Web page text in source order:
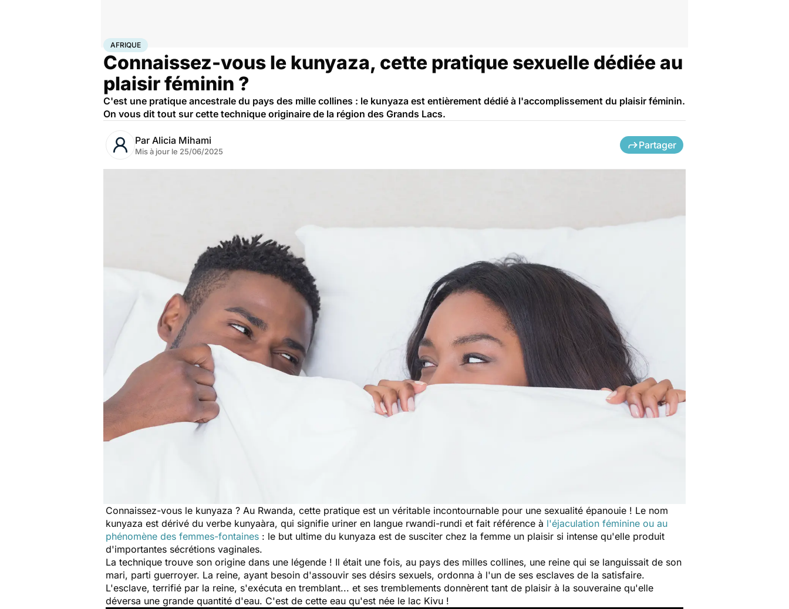
AccueilBien-être
AFRIQUE
Connaissez-vous le kunyaza, cette pratique sexuelle dédiée au
plaisir féminin ?
C'est une pratique ancestrale du pays des mille collines : le kunyaza est entièrement dédié à l'accomplissement du plaisir féminin.
On vous dit tout sur cette technique originaire de la région des Grands Lacs.
Par Alicia Mihami
Mis à jour le 25/06/2025
Partager
Connaissez-vous le kunyaza ? Au Rwanda, cette pratique est un véritable incontournable pour une sexualité épanouie ! Le nom
kunyaza est dérivé du verbe kunyaàra, qui signifie uriner en langue rwandi-rundi et fait référence à l'éjaculation féminine ou au
phénomène des femmes-fontaines : le but ultime du kunyaza est de susciter chez la femme un plaisir si intense qu'elle produit
d'importantes sécrétions vaginales.
La technique trouve son origine dans une légende ! Il était une fois, au pays des milles collines, une reine qui se languissait de son
mari, parti guerroyer. La reine, ayant besoin d'assouvir ses désirs sexuels, ordonna à l'un de ses esclaves de la satisfaire.
L'esclave, terrifié par la reine, s'exécuta en tremblant... et ses tremblements donnèrent tant de plaisir à la souveraine qu'elle
déversa une grande quantité d'eau. C'est de cette eau qu'est née le lac Kivu !